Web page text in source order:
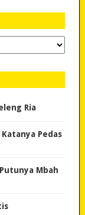
Ria
Pedas
Mbah